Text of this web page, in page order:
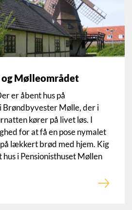
Mølleområdet
er åbent hus på
Brøndbyvester Mølle, der i
kører på livet løs. I
for at få en pose nymalet
lækkert brød med hjem. Kig
i Pensionisthuset Møllen